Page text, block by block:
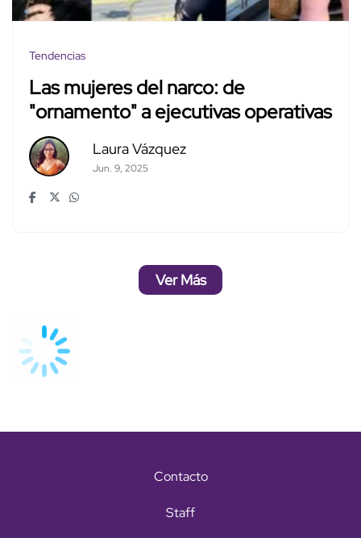
Tendencias
Las mujeres del narco: de
"ornamento" a ejecutivas operativas
Laura Vázquez
Jun. 9, 2025
Ver Más
Contacto
Staff